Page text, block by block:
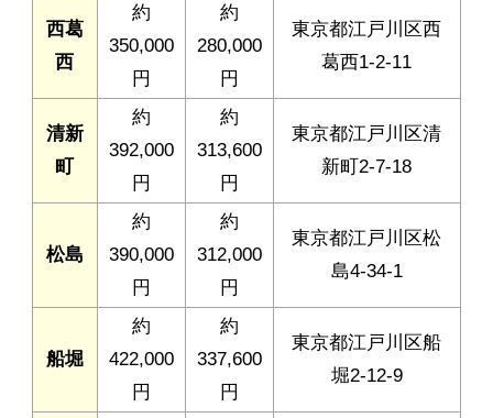
西葛
西
約
350,000
円
約
280,000
円
東京都江戸川区西
葛西1-2-11
清新
町
約
392,000
円
約
313,600
円
東京都江戸川区清
新町2-7-18
松島
約
390,000
円
約
312,000
円
東京都江戸川区松
島4-34-1
船堀
約
422,000
円
約
337,600
円
東京都江戸川区船
堀2-12-9